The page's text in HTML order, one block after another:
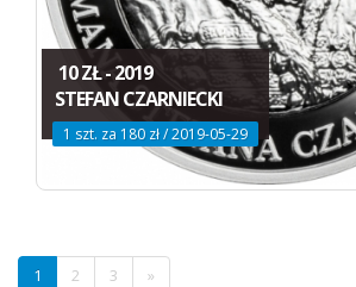
10 ZŁ - 2019
STEFAN CZARNIECKI
1 szt. za 180 zł / 2019-05-29
1 2 3 »